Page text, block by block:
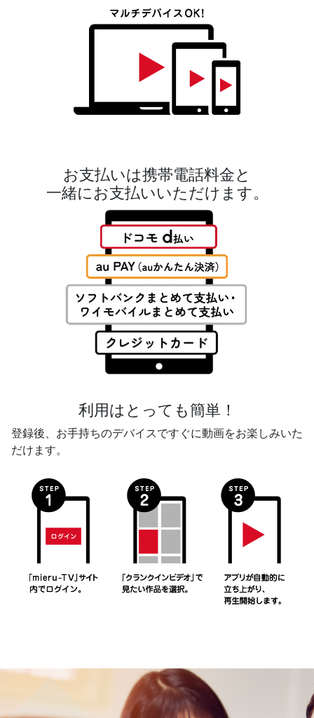
お支払いは携帯電話料金と
一緒にお支払いいただけます。
利用はとっても簡単！
登録後、お手持ちのデバイスですぐに動画をお楽しみいた
だけます。